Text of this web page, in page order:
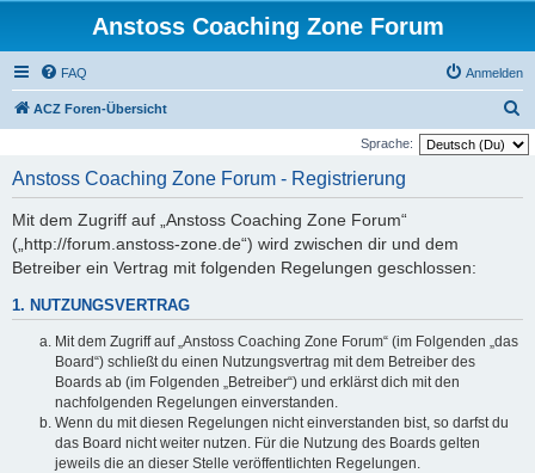
Anstoss Coaching Zone Forum
FAQ Anmelden
ACZ Foren-Übersicht
u
Sprache:
Anstoss Coaching Zone Forum - Registrierung
Mit dem Zugriff auf „Anstoss Coaching Zone Forum“
(„http://forum.anstoss-zone.de“) wird zwischen dir und dem
Betreiber ein Vertrag mit folgenden Regelungen geschlossen:
1. NUTZUNGSVERTRAG
Mit dem Zugriff auf „Anstoss Coaching Zone Forum“ (im Folgenden „das
Board“) schließt du einen Nutzungsvertrag mit dem Betreiber des
Boards ab (im Folgenden „Betreiber“) und erklärst dich mit den
nachfolgenden Regelungen einverstanden.
Wenn du mit diesen Regelungen nicht einverstanden bist, so darfst du
das Board nicht weiter nutzen. Für die Nutzung des Boards gelten
jeweils die an dieser Stelle veröffentlichten Regelungen.